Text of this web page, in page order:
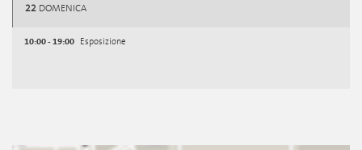
22 DOMENICA
10:00 - 19:00 Esposizione